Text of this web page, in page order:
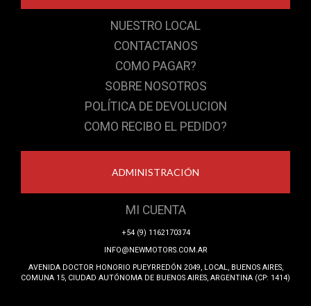
NUESTRO LOCAL
CONTACTANOS
COMO PAGAR?
SOBRE NOSOTROS
POLÍTICA DE DEVOLUCION
COMO RECIBO EL PEDIDO?
ADMINISTRACIÓN
MI CUENTA
+54 (9) 1162170374
INFO@NEWMOTORS.COM.AR
AVENIDA DOCTOR HONORIO PUEYRREDÓN 2049, LOCAL, BUENOS AIRES,
COMUNA 15, CIUDAD AUTÓNOMA DE BUENOS AIRES, ARGENTINA (CP: 1414)